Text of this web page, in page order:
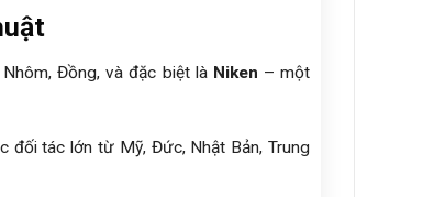
Đồng, và đặc biệt là Niken – một
đối tác lớn từ Mỹ, Đức, Nhật Bản, Trung